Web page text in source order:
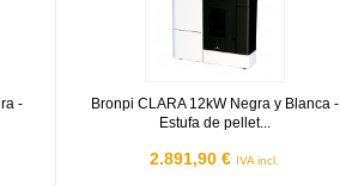
-
Bronpi CLARA 12kW Negra y Blanca -
Estufa de pellet...
2.891,90 € IVA incl.